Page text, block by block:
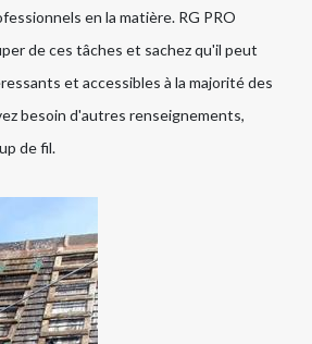
en la matière. RG PRO
de ces tâches et sachez qu'il peut
et accessibles à la majorité des
besoin d'autres renseignements,
de fil.